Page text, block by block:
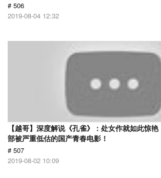
# 506
2019-08-04 12:32
【越哥】深度解说《孔雀》：处女作就如此惊
部被严重低估的国产青春电影！
# 507
2019-08-02 10:09